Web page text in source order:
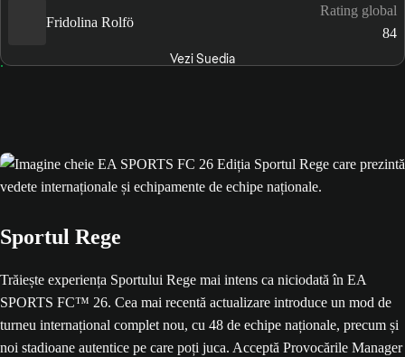
Fridolina Rolfö
Rating global
84
Vezi Suedia
Sportul Rege
Trăiește experiența Sportului Rege mai intens ca niciodată în EA
SPORTS FC™ 26. Cea mai recentă actualizare introduce un mod de
turneu internațional complet nou, cu 48 de echipe naționale, precum și
noi stadioane autentice pe care poți juca. Acceptă Provocările Manager